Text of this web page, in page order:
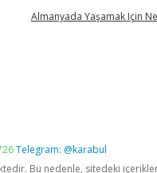
Almanyada Yaşamak Için
Telegram: @karabul
Bu nedenle, sitedeki